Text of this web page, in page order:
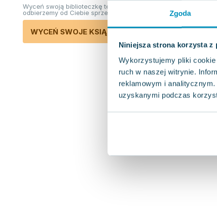
Zgoda
Niniejsza strona korzysta z
Wykorzystujemy pliki
ruch w naszej witrynie.
reklamowym i
uzyskanymi podczas
Wyceń swoją biblioteczkę teraz. Odkupimy i
odbierzemy od Ciebie sprzedane książki.
WYCEŃ SWOJE KSIĄŻKI